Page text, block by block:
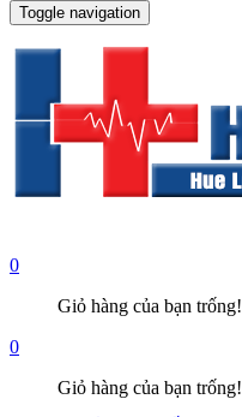
Toggle navigation
0
Giỏ hàng của bạn trống!
0
Giỏ hàng của bạn trống!